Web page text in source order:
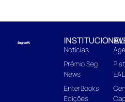
INSTITUCIONAL
Notícias
Prêmio Seg
News
EnterBooks
Edições